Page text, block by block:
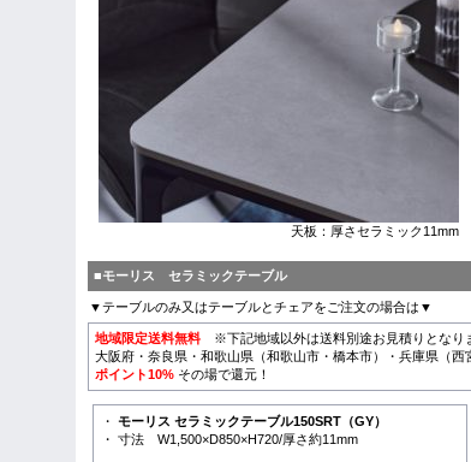
天板：厚さセラミック11mm
■モーリス セラミックテーブル
▼テーブルのみ又はテーブルとチェアをご注文の場合は▼
地域限定送料無料 ※下記地域以外は送料別途お見積りとなり
大阪府・奈良県・和歌山県（和歌山市・橋本市）・兵庫県（西
ポイント10% その場で還元！
・ モーリス セラミックテーブル150SRT（GY）
・ 寸法 W1,500×D850×H720/厚さ約11mm